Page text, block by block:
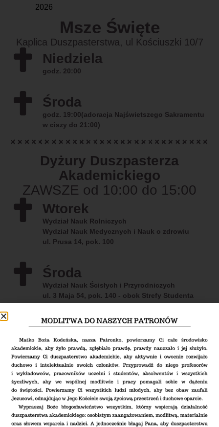
2026
Msze Święte
Kaplica Duszpasterstwa, ul Kościuszki 10/7
Niedziela
godz. 20:00
Środa
godz. 19:00(adoracja Najświetszego Sakramentu
w ciszy do 21:00)
Dyżury Duszpasterza
Akademickiego
ZAWSZE od 10:00 do 15:00
Wtorek
Wydział Nauk Rolniczych
Wydział Nauk Medycznych i Nauk o zdrowiu
ul. Prusa 14, pok. 100
Środa
Wydział Nauk Ścisłych i Przyrodniczych
ul. 3 Maja 54, pok. 140 - obok Strefy Studenta
Czwartek
Wydział Nauk Społecznych
Wydział Nauk Humanistycznych
ul. Żytnia 39, pok. 1.5A
Inne aktywności
Duszpasterstwa